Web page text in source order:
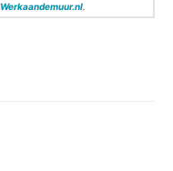
Werkaandemuur.nl